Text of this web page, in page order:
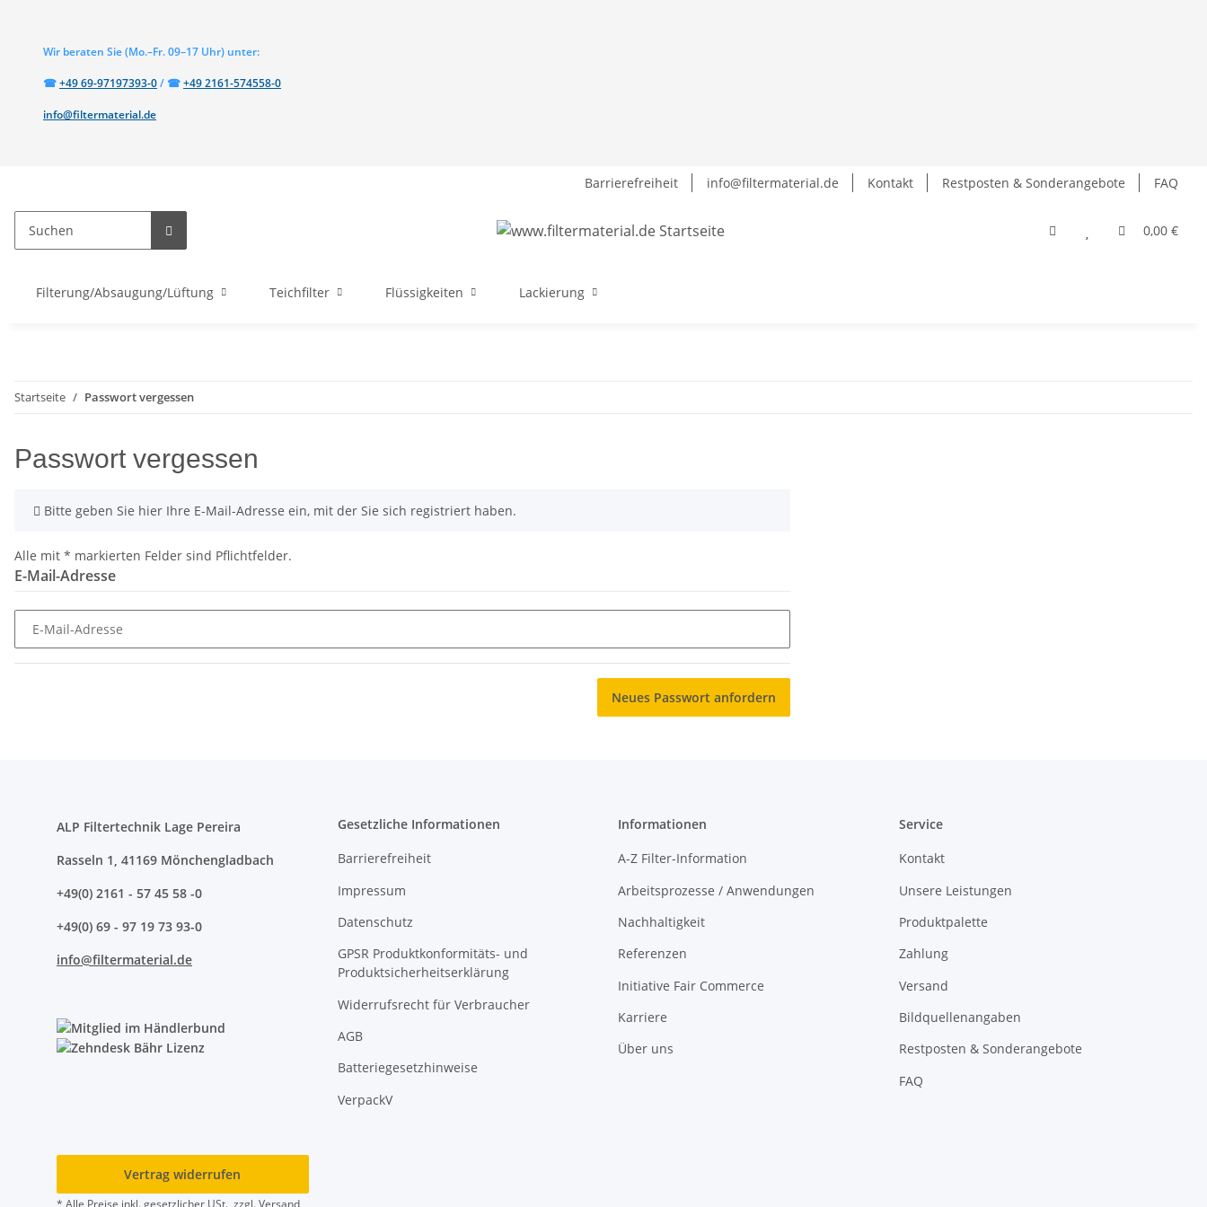
Wir beraten Sie(Mo.–Fr. 09–17 Uhr) unter:
☎Telefon:
+49 69-97197393-0/ ☎Telefon:
+49 2161-574558-0
info@filtermaterial.de
Barrierefreiheit info@filtermaterial.de Kontakt Restposten & Sonderangebote FAQ
0,00 €
Filterung/Absaugung/Lüftung Teichfilter Flüssigkeiten Lackierung
Startseite Passwort vergessen
Passwort vergessen
x Bitte geben Sie hier Ihre E-Mail-Adresse ein, mit der Sie sich registriert haben.
Alle mit * markierten Felder sind Pflichtfelder.
E-Mail-Adresse
E-Mail-Adresse
Neues Passwort anfordern
ALP Filtertechnik Lage Pereira
Rasseln 1, 41169 Mönchengladbach
+49(0) 2161 - 57 45 58 -0
+49(0) 69 - 97 19 73 93-0
info@filtermaterial.de
Gesetzliche Informationen
Barrierefreiheit
Impressum
Datenschutz
GPSR Produktkonformitäts- und
Produktsicherheitserklärung
Widerrufsrecht für Verbraucher
AGB
Batteriegesetzhinweise
VerpackV
Informationen
A-Z Filter-Information
Arbeitsprozesse / Anwendungen
Nachhaltigkeit
Referenzen
Initiative Fair Commerce
Karriere
Über uns
Service
Kontakt
Unsere Leistungen
Produktpalette
Zahlung
Versand
Bildquellenangaben
Restposten & Sonderangebote
FAQ
Vertrag widerrufen
* Alle Preise inkl. gesetzlicher USt., zzgl. Versand